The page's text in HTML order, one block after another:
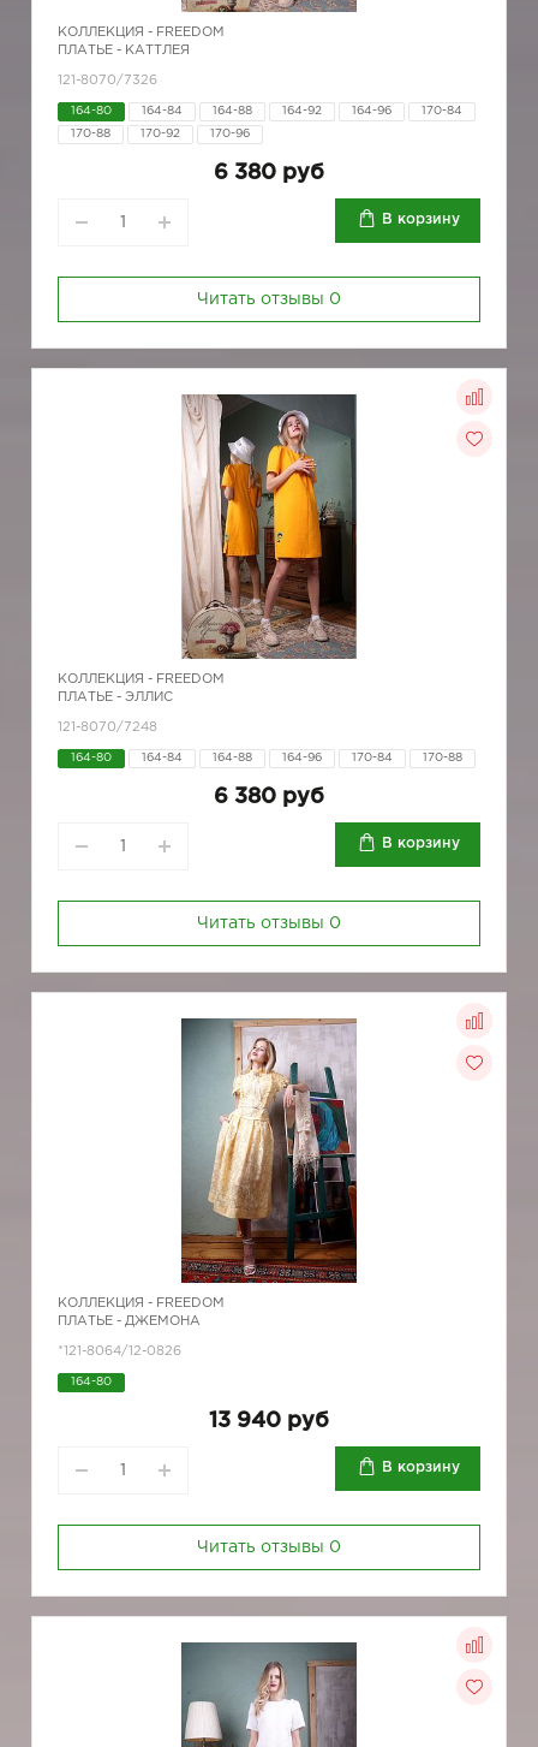
КОЛЛЕКЦИЯ - FREEDOM
ПЛАТЬЕ - КАТТЛЕЯ
121-8070/7326
164-80 164-84 164-88 164-92 164-96 170-84
170-88 170-92 170-96
6 380 руб
В корзину
Читать отзывы 0
КОЛЛЕКЦИЯ - FREEDOM
ПЛАТЬЕ - ЭЛЛИС
121-8070/7248
164-80 164-84 164-88 164-96 170-84 170-88
6 380 руб
В корзину
Читать отзывы 0
КОЛЛЕКЦИЯ - FREEDOM
ПЛАТЬЕ - ДЖЕМОНА
*121-8064/12-0826
164-80
13 940 руб
В корзину
Читать отзывы 0